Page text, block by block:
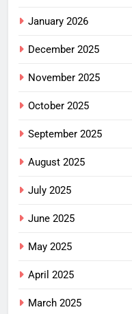
January 2026
December 2025
November 2025
October 2025
September 2025
August 2025
July 2025
June 2025
May 2025
April 2025
March 2025